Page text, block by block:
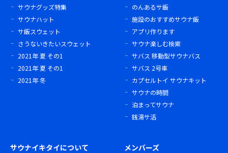
サウナグッズ特集
サウナハット
サ飯スウェット
さうないきたいスウェット
2021年 夏 その1
2021年 夏 その1
2021年 冬
のんあるサ飯
施設のおすすめサウナ飯
アプリ作ります
サウナ楽しむ検索
サバス 移動型サウナバス
サバス 2号車
カプセルトイ サウナキット
サウナの時間
泊まってサウナ
銭湯サ活
サウナイキタイについて メンバーズ